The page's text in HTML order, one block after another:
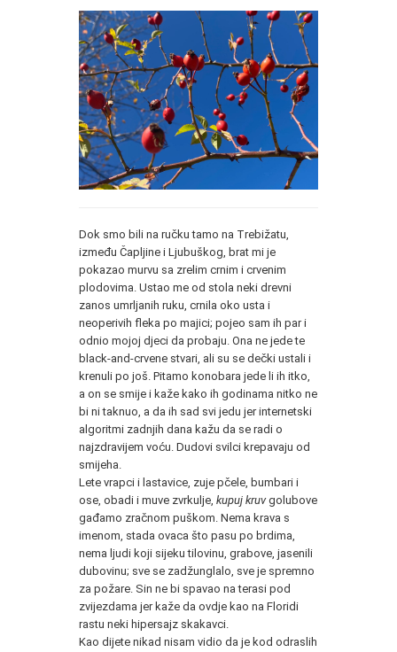
Dok smo bili na ručku tamo na Trebižatu,
između Čapljine i Ljubuškog, brat mi je
pokazao murvu sa zrelim crnim i crvenim
plodovima. Ustao me od stola neki drevni
zanos umrljanih ruku, crnila oko usta i
neoperivih fleka po majici; pojeo sam ih par i
odnio mojoj djeci da probaju. Ona ne jede te
black-and-crvene stvari, ali su se dečki ustali i
krenuli po još. Pitamo konobara jede li ih itko,
a on se smije i kaže kako ih godinama nitko ne
bi ni taknuo, a da ih sad svi jedu jer internetski
algoritmi zadnjih dana kažu da se radi o
najzdravijem voću. Dudovi svilci krepavaju od
smijeha.
Lete vrapci i lastavice, zuje pčele, bumbari i
ose, obadi i muve zvrkulje, kupuj kruvgolubove
gađamo zračnom puškom. Nema krava s
imenom, stada ovaca što pasu po brdima,
nema ljudi koji sijeku tilovinu, grabove, jasenili
dubovinu; sve se zadžunglalo, sve je spremno
za požare. Sin ne bi spavao na terasi pod
zvijezdama jer kaže da ovdje kao na Floridi
rastu neki hipersajz skakavci.
Kao dijete nikad nisam vidio da je kod odraslih